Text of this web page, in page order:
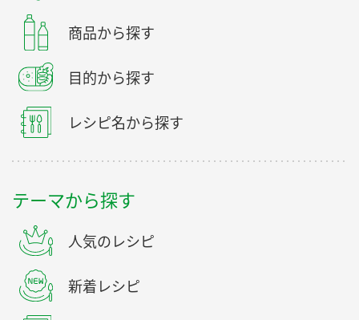
商品から探す
目的から探す
レシピ名から探す
テーマから探す
人気のレシピ
新着レシピ